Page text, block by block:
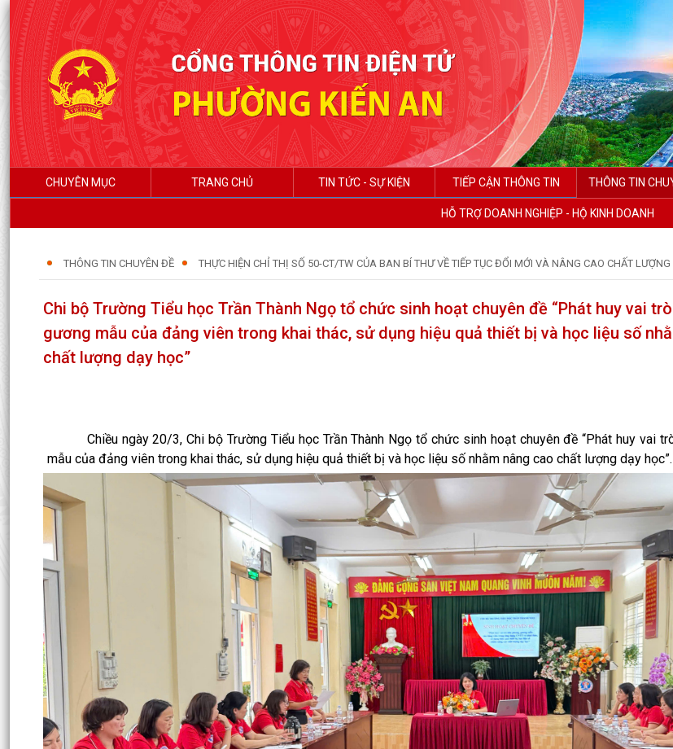
CHUYÊN MỤC TRANG CHỦ TIN TỨC - SỰ KIỆN TIẾP CẬN THÔNG TIN THÔNG TIN
HỖ TRỢ DOANH NGHIỆP - HỘ KINH DOANH
THÔNG TIN CHUYÊN ĐỀ THỰC HIỆN CHỈ THỊ SỐ 50-CT/TW CỦA BAN BÍ THƯ VỀ TIẾP TỤC ĐỔI MỚI VÀ NÂNG CAO CHẤT
Chi bộ Trường Tiểu học Trần Thành Ngọ tổ chức sinh hoạt chuyên đề “Phát huy vai
gương mẫu của đảng viên trong khai thác, sử dụng hiệu quả thiết bị và học liệu số
chất lượng dạy học”
Chiều ngày 20/3, Chi bộ Trường Tiểu học Trần Thành Ngọ tổ chức sinh hoạt chuyên đề“Phát huy vai
mẫu của đảng viên trong khai thác, sử dụng hiệu quả thiết bị và học liệu số nhằm nâng cao chất lượng dạy học”.